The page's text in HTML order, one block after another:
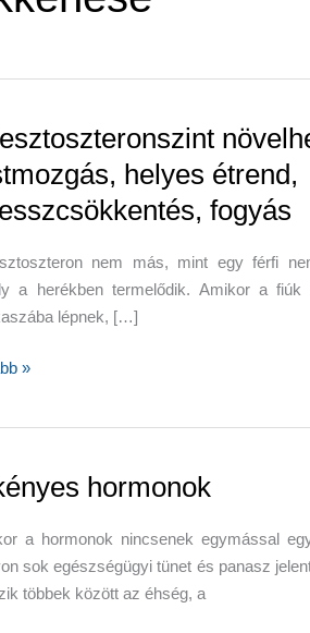
helyes étrend,
fogyás
nem más, mint egy férfi
a herékben termelődik. Amikor a fiúk
lépnek, […]
»
hormonok
a hormonok nincsenek egymással
sok egészségügyi tünet és panasz
többek között az éhség, a